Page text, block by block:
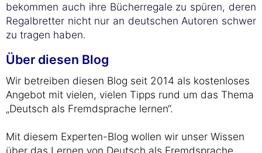
bekommen auch ihre Bücherregale zu spüren, deren
Regalbretter nicht nur an deutschen Autoren schwer
zu tragen haben.
Über diesen Blog
Wir betreiben diesen Blog seit 2014 als kostenloses
Angebot mit vielen, vielen Tipps rund um das Thema
„Deutsch als Fremdsprache lernen“.
Mit diesem Experten-Blog wollen wir unser Wissen
über das Lernen von Deutsch als Fremdsprache